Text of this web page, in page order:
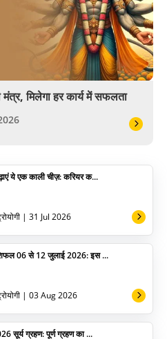
मिलेगा हर कार्य में सफलता
ये एक काली चीज़: करियर क...
| 31 Jul 2026
06 से 12 जुलाई 2026: इस ...
| 03 Aug 2026
सूर्य ग्रहण: पूर्ण ग्रहण का ...